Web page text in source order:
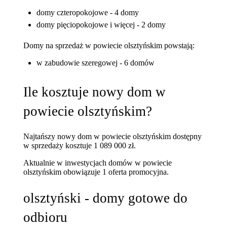
domy czteropokojowe - 4 domy
domy pięciopokojowe i więcej - 2 domy
Domy na sprzedaż w powiecie olsztyńskim powstają:
w zabudowie szeregowej - 6 domów
Ile kosztuje nowy dom w
powiecie olsztyńskim?
Najtańszy nowy dom w powiecie olsztyńskim dostępny
w sprzedaży kosztuje 1 089 000 zł.
Aktualnie w inwestycjach domów w powiecie
olsztyńskim obowiązuje 1 oferta promocyjna.
olsztyński - domy gotowe do
odbioru